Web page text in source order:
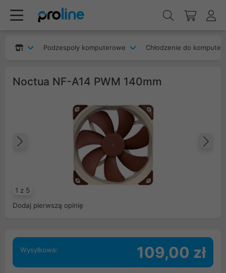
Podzespoły komputerowe Chłodzenie do
Noctua NF-A14 PWM 140mm
1 z 5
Poprzedni
Dodaj pierwszą opinię
Wysyłkowa: 109,00 zł